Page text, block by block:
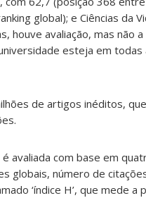
global); e Ciências da
houve avaliação, mas não
esteja em
de artigos inéditos,
avaliada com base em
globais, número de
‘índice H’, que mede a